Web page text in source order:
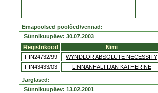
Emapoolsed poolõed/vennad:
Sünnikuupäev: 30.07.2003
Registrikood
Nimi
FIN24732/99
WYNDLOR ABSOLUTE NECESSITY
FIN43433/03
LINNANHALTIJAN KATHERINE
Järglased:
Sünnikuupäev: 13.02.2001